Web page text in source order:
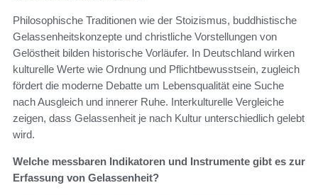
Philosophische Traditionen wie der Stoizismus, buddhistische
Gelassenheitskonzepte und christliche Vorstellungen von
Gelöstheit bilden historische Vorläufer. In Deutschland wirken
kulturelle Werte wie Ordnung und Pflichtbewusstsein, zugleich
fördert die moderne Debatte um Lebensqualität eine Suche
nach Ausgleich und innerer Ruhe. Interkulturelle Vergleiche
zeigen, dass Gelassenheit je nach Kultur unterschiedlich gelebt
wird.
Welche messbaren Indikatoren und Instrumente gibt es zur
Erfassung von Gelassenheit?